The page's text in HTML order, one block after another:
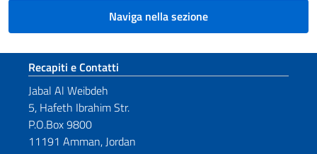
Naviga nella sezione
Sezione footer
Recapiti e Contatti
Jabal Al Weibdeh
5, Hafeth Ibrahim Str.
P.O.Box 9800
11191 Amman, Jordan